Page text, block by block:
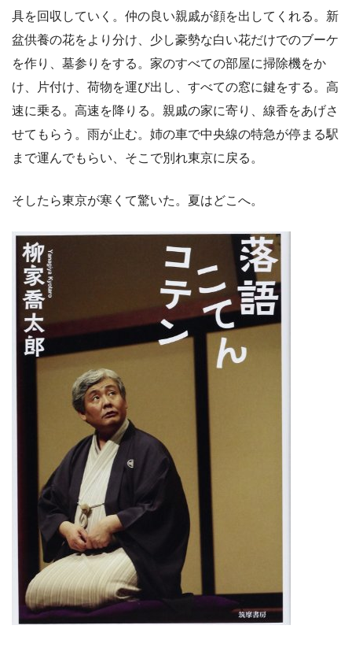
具を回収していく。仲の良い親戚が顔を出してくれる。新
盆供養の花をより分け、少し豪勢な白い花だけでのブーケ
を作り、墓参りをする。家のすべての部屋に掃除機をか
け、片付け、荷物を運び出し、すべての窓に鍵をする。高
速に乗る。高速を降りる。親戚の家に寄り、線香をあげさ
せてもらう。雨が止む。姉の車で中央線の特急が停まる駅
まで運んでもらい、そこで別れ東京に戻る。
そしたら東京が寒くて驚いた。夏はどこへ。